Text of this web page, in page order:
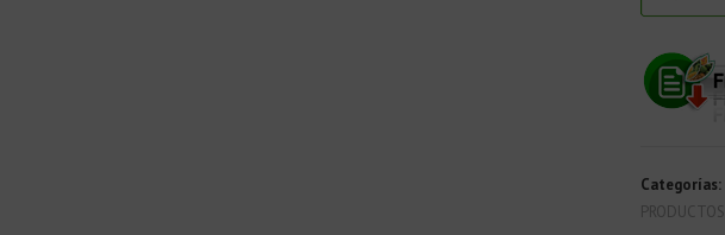
Categorías:
PRODUCTOS